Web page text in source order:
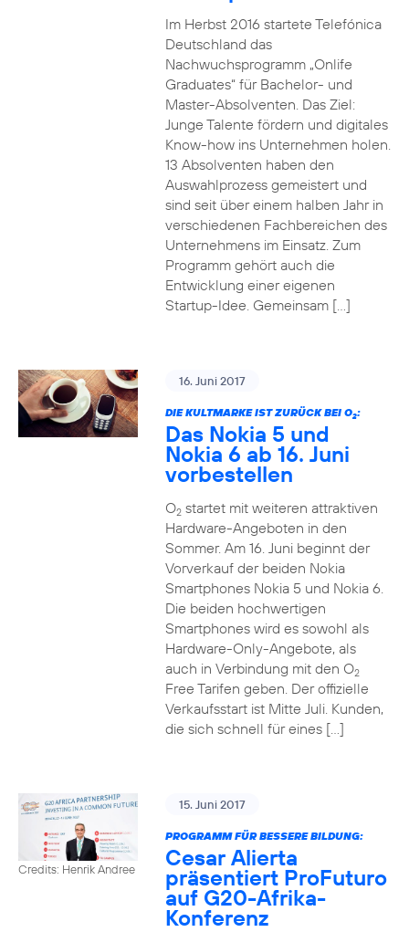
Im Herbst 2016 startete Telefónica
Deutschland das
Nachwuchsprogramm „Onlife
Graduates“ für Bachelor- und
Master-Absolventen. Das Ziel:
Junge Talente fördern und digitales
Know-how ins Unternehmen holen.
13 Absolventen haben den
Auswahlprozess gemeistert und
sind seit über einem halben Jahr in
verschiedenen Fachbereichen des
Unternehmens im Einsatz. Zum
Programm gehört auch die
Entwicklung einer eigenen
Startup-Idee. Gemeinsam […]
16. Juni 2017
DIE KULTMARKE IST ZURÜCK BEI O2:
Das Nokia 5 und
Nokia 6 ab 16. Juni
vorbestellen
O2startet mit weiteren attraktiven
Hardware-Angeboten in den
Sommer. Am 16. Juni beginnt der
Vorverkauf der beiden Nokia
Smartphones Nokia 5 und Nokia 6.
Die beiden hochwertigen
Smartphones wird es sowohl als
Hardware-Only-Angebote, als
auch in Verbindung mit den O2
Free Tarifen geben. Der offizielle
Verkaufsstart ist Mitte Juli. Kunden,
die sich schnell für eines […]
Credits: Henrik Andree
15. Juni 2017
PROGRAMM FÜR BESSERE BILDUNG:
Cesar Alierta
präsentiert ProFuturo
auf G20-Afrika-
Konferenz